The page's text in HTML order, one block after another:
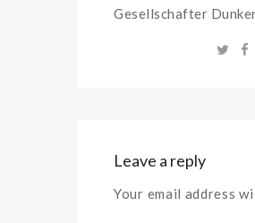
Gesellschafter
Leave a reply
Your email address